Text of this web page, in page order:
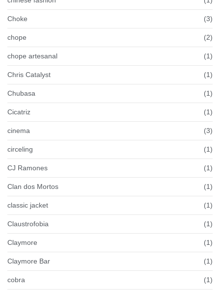
Choke (3)
chope (2)
chope artesanal (1)
Chris Catalyst (1)
Chubasa (1)
Cicatriz (1)
cinema (3)
circeling (1)
CJ Ramones (1)
Clan dos Mortos (1)
classic jacket (1)
Claustrofobia (1)
Claymore (1)
Claymore Bar (1)
cobra (1)